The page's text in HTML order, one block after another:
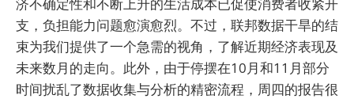
支，负担能力问题愈演愈烈。不过，联邦数据干旱的结
束为我们提供了一个急需的视角，了解近期经济表现及
未来数月的走向。此外，由于停摆在10月和11月部分
时间扰乱了数据收集与分析的精密流程，周四的报告很